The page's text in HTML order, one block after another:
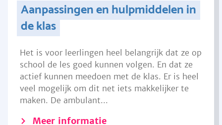
Aanpassingen en hulpmiddelen in
de klas
Het is voor leerlingen heel belangrijk dat ze op
school de les goed kunnen volgen. En dat ze
actief kunnen meedoen met de klas. Er is heel
veel mogelijk om dit net iets makkelijker te
maken. De ambulant...
Meer informatie